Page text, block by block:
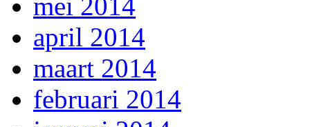
april 2014
maart 2014
februari 2014